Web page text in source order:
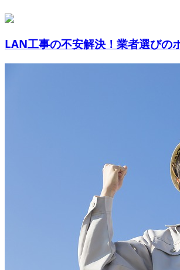
LAN工事の不安解決！業者選びの